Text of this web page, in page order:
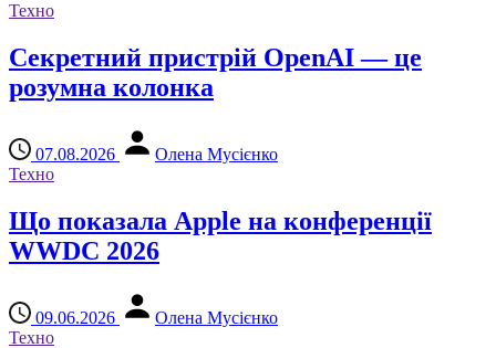
Техно
Секретний пристрій OpenAI — це
розумна колонка
07.08.2026
Олена Мусієнко
Техно
Що показала Apple на конференції
WWDC 2026
09.06.2026
Олена Мусієнко
Техно